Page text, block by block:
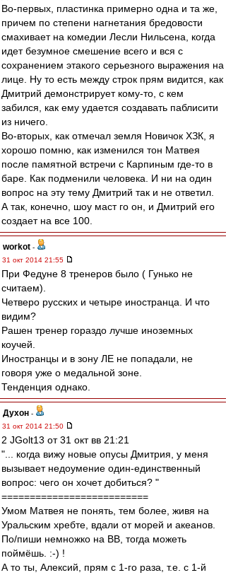
Во-первых, пластинка примерно одна и та же,
причем по степени нагнетания бредовости
смахивает на комедии Лесли Нильсена, когда
идет безумное смешение всего и вся с
сохранением этакого серьезного выражения на
лице. Ну то есть между строк прям видится, как
Дмитрий демонстрирует кому-то, с кем
забился, как ему удается создавать паблисити
из ничего.
Во-вторых, как отмечал земля Новичок ХЗК, я
хорошо помню, как изменился тон Матвея
после памятной встречи с Карпиным где-то в
баре. Как подменили человека. И ни на один
вопрос на эту тему Дмитрий так и не ответил.
А так, конечно, шоу маст го он, и Дмитрий его
создает на все 100.
workоt -
31 окт 2014 21:55
При Федуне 8 тренеров было ( Гунько не
считаем).
Четверо русских и четыре иностранца. И что
видим?
Рашен тренер гораздо лучше иноземных
коучей.
Иностранцы и в зону ЛЕ не попадали, не
говоря уже о медальной зоне.
Тенденция однако.
Духон -
31 окт 2014 21:50
2 JGolt13 от 31 окт вв 21:21
"... когда вижу новые опусы Дмитрия, у меня
вызывает недоумение один-единственный
вопрос: чего он хочет добиться? "
==========================
Умом Матвея не понять, тем более, живя на
Уральским хребте, вдали от морей и акеанов.
По/пиши немножко на ВВ, тогда можеть
поймёшь. :-) !
А то ты, Алексий, прям с 1-го раза, т.е. с 1-й